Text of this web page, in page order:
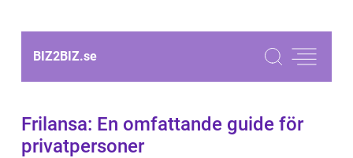
BIZ2BIZ.se
Frilansa: En omfattande guide för
privatpersoner